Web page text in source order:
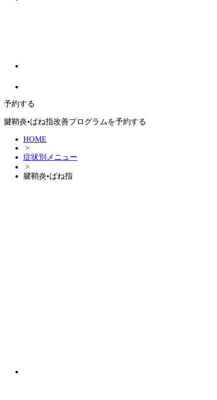
予約する
腱鞘炎•ばね指改善プログラムを予約する
HOME
>
症状別メニュー
>
腱鞘炎•ばね指